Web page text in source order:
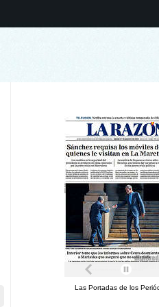
Las Portadas de los